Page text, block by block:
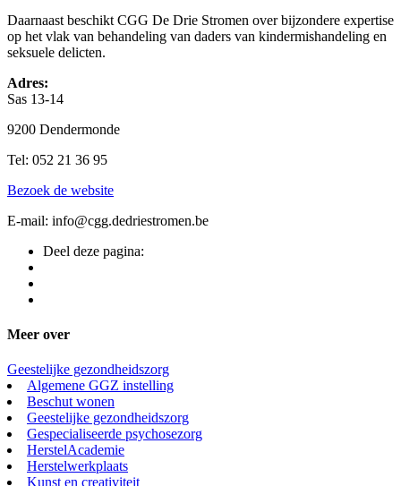
Daarnaast beschikt CGG De Drie Stromen over bijzondere expertise
op het vlak van behandeling van daders van kindermishandeling en
seksuele delicten.
Adres:
Sas 13-14
9200 Dendermonde
Tel: 052 21 36 95
Bezoek de website
E-mail: info@cgg.dedriestromen.be
Deel deze pagina:
Meer over
Geestelijke gezondheidszorg
Algemene GGZ instelling
Beschut wonen
Geestelijke gezondheidszorg
Gespecialiseerde psychosezorg
HerstelAcademie
Herstelwerkplaats
Kunst en creativiteit